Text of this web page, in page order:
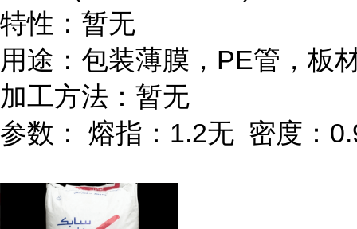
特性：暂无
用途：包装薄膜， PE管，板
加工方法：暂无
参数：
熔指： 1.2无 密度：